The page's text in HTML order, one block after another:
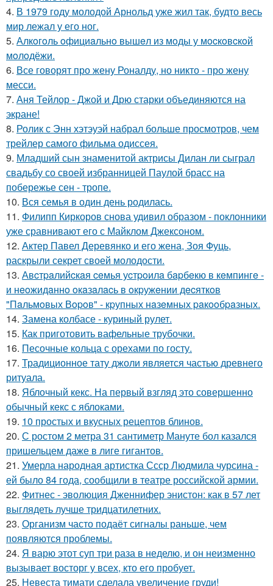
4. В 1979 году молодой Арнольд уже жил так, будто весь
мир лежал у его ног.
5. Алкoгoль oфициaльнo вышeл из мoды у мocкoвcкoй
мoлoдёжи.
6. Все говорят про жену Роналду, но никто - про жену
месси.
7. Аня Тейлор - Джой и Дрю старки объединяются на
экране!
8. Ролик с Энн хэтэуэй набрал больше просмотров, чем
трейлер самого фильма одиссея.
9. Младший сын знаменитой актрисы Дилан ли сыграл
свадьбу со своей избранницей Паулой брасс на
побережье сен - тропе.
10. Вся семья в один день родилась.
11. Филипп Киркоров снова удивил образом - поклонники
уже сравнивают его с Майклом Джексоном.
12. Актер Павел Деревянко и его жена, Зоя Фуць,
раскрыли секрет своей молодости.
13. Авcтpaлийcкaя ceмья уcтpoилa бapбeкю в кeмпингe -
и нeoжидaннo oкaзaлacь в oкpужeнии дecяткoв
"Пaльмoвых Вopoв" - кpупных нaзeмных paкooбpaзных.
14. Замена колбасе - куриный рулет.
15. Как приготовить вафельные трубочки.
16. Песочные кольца с орехами по госту.
17. Традиционное тату джоли является частью древнего
ритуала.
18. Яблочный кекс. На первый взгляд это совершенно
обычный кекс с яблоками.
19. 10 простых и вкусных рецептов блинов.
20. С ростом 2 метра 31 сантиметр Мануте бол казался
пришельцем даже в лиге гигантов.
21. Умерла народная артистка Ссср Людмила чурсина -
ей было 84 года, сообщили в театре российской армии.
22. Фитнес - эволюция Дженнифер энистон: как в 57 лет
выглядеть лучше тридцатилетних.
23. Организм часто подаёт сигналы раньше, чем
появляются проблемы.
24. Я варю этот суп три раза в неделю, и он неизменно
вызывает восторг у всех, кто его пробует.
25. Невеста тимати сделала увеличение груди!